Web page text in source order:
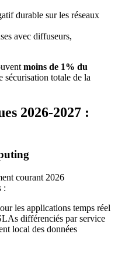
durable sur les réseaux
avec diffuseurs,
moins de 1% du
sécurisation totale de la
2026-2027 :
courant 2026
:
les applications temps réel
différenciés par service
local des données